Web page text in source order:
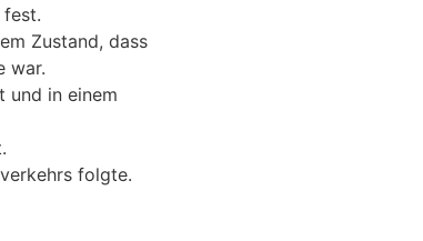
fest.
Zustand, dass
war.
und in einem
folgte.